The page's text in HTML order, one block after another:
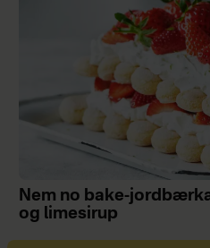
Nem no bake-
og limesirup